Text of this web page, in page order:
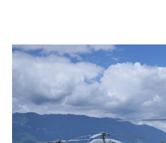
Industria